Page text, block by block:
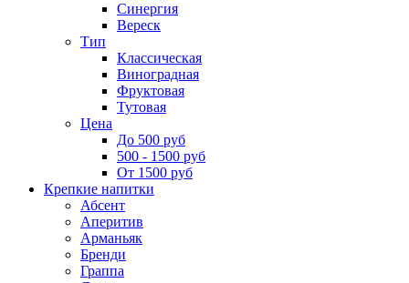
Синергия
Вереск
Тип
Классическая
Виноградная
Фруктовая
Тутовая
Цена
До 500 руб
500 - 1500 руб
От 1500 руб
Крепкие напитки
Абсент
Аперитив
Арманьяк
Бренди
Граппа